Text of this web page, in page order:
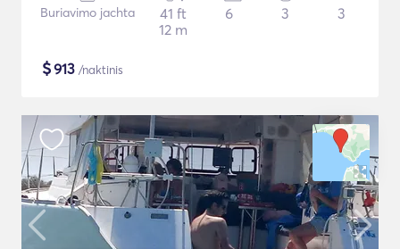
Buriavimo jachta
41 ft
12 m
6 3 3
$913 /naktinis